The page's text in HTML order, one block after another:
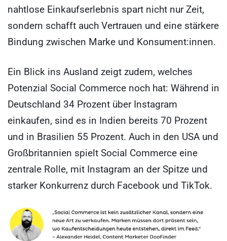
nahtlose Einkaufserlebnis spart nicht nur Zeit,
sondern schafft auch Vertrauen und eine stärkere
Bindung zwischen Marke und Konsument:innen.
Ein Blick ins Ausland zeigt zudem, welches
Potenzial Social Commerce noch hat: Während in
Deutschland 34 Prozent über Instagram
einkaufen, sind es in Indien bereits 70 Prozent
und in Brasilien 55 Prozent. Auch in den USA und
Großbritannien spielt Social Commerce eine
zentrale Rolle, mit Instagram an der Spitze und
starker Konkurrenz durch Facebook und TikTok.